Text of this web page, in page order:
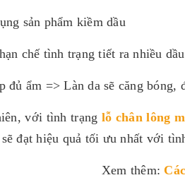
sản phẩm kiềm dầu
chế tình trạng tiết ra nhiều dầu
đủ ẩm => Làn da sẽ căng
với tình trạng lỗ chân lông
đạt hiệu quả tối ưu nhất với
Xem thêm: